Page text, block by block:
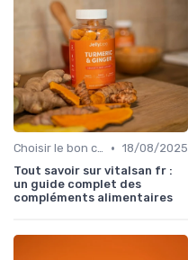
Choisir le bon complément • 18/08/2025
Tout savoir sur vitalsan fr :
un guide complet des
compléments alimentaires